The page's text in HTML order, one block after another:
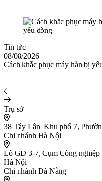
Tin tức
08/08/2026
Cách khắc phục máy hàn bị
Trụ sở
38 Tây Lân, Khu phố 7,
Chi nhánh Hà Nội
Lô GD 3-7, Cụm Công
Hà Nội
Chi nhánh Đà Nẵng